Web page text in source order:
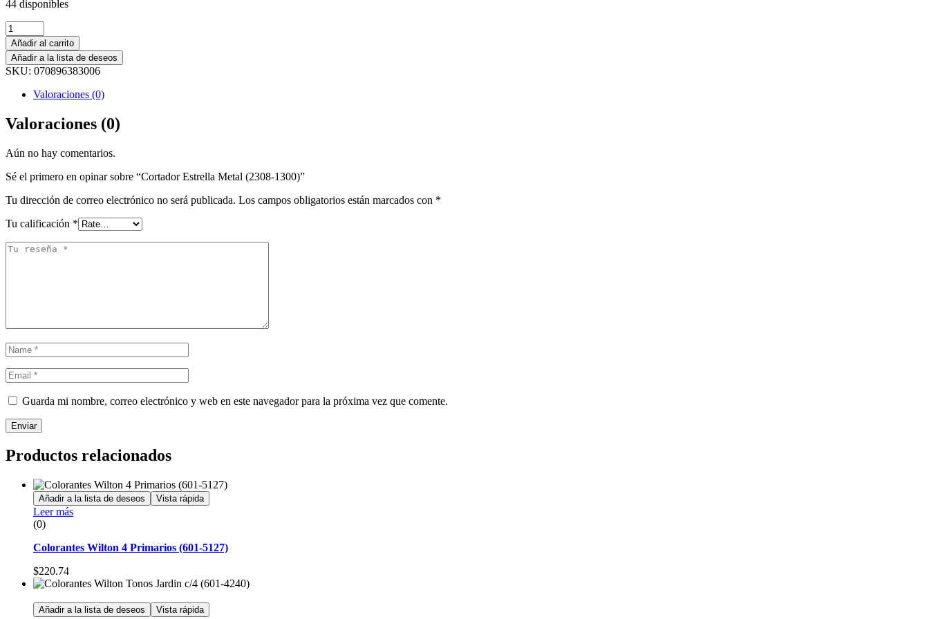
44 disponibles
Añadir al carrito
Añadir a la lista de deseos
SKU: 070896383006
Valoraciones (0)
Valoraciones (0)
Aún no hay comentarios.
Sé el primero en opinar sobre “Cortador Estrella Metal (2308-1300)”
Tu dirección de correo electrónico no será publicada. Los campos obligatorios están marcados con *
Tu calificación *
Guarda mi nombre, correo electrónico y web en este navegador para la próxima vez que comente.
Enviar
Productos relacionados
Añadir a la lista de deseos Vista rápida
Leer más
(0)
Colorantes Wilton 4 Primarios (601-5127)
$220.74
Añadir a la lista de deseos Vista rápida